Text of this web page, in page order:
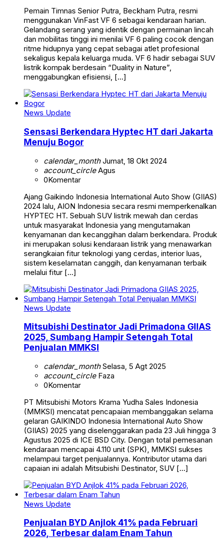
Pemain Timnas Senior Putra, Beckham Putra, resmi
menggunakan VinFast VF 6 sebagai kendaraan harian.
Gelandang serang yang identik dengan permainan lincah
dan mobilitas tinggi ini menilai VF 6 paling cocok dengan
ritme hidupnya yang cepat sebagai atlet profesional
sekaligus kepala keluarga muda. VF 6 hadir sebagai SUV
listrik kompak berdesain “Duality in Nature”,
menggabungkan efisiensi, […]
News Update
Sensasi Berkendara Hyptec HT dari Jakarta
Menuju Bogor
calendar_monthJumat, 18 Okt 2024
account_circleAgus
0Komentar
Ajang Gaikindo Indonesia International Auto Show (GIIAS)
2024 lalu, AION Indonesia secara resmi memperkenalkan
HYPTEC HT. Sebuah SUV listrik mewah dan cerdas
untuk masyarakat Indonesia yang mengutamakan
kenyamanan dan kecanggihan dalam berkendara. Produk
ini merupakan solusi kendaraan listrik yang menawarkan
serangkaian fitur teknologi yang cerdas, interior luas,
sistem keselamatan canggih, dan kenyamanan terbaik
melalui fitur […]
News Update
Mitsubishi Destinator Jadi Primadona GIIAS
2025, Sumbang Hampir Setengah Total
Penjualan MMKSI
calendar_monthSelasa, 5 Agt 2025
account_circleFaza
0Komentar
PT Mitsubishi Motors Krama Yudha Sales Indonesia
(MMKSI) mencatat pencapaian membanggakan selama
gelaran GAIKINDO Indonesia International Auto Show
(GIIAS) 2025 yang diselenggarakan pada 23 Juli hingga 3
Agustus 2025 di ICE BSD City. Dengan total pemesanan
kendaraan mencapai 4.110 unit (SPK), MMKSI sukses
melampaui target penjualannya. Kontributor utama dari
capaian ini adalah Mitsubishi Destinator, SUV […]
News Update
Penjualan BYD Anjlok 41% pada Februari
2026, Terbesar dalam Enam Tahun